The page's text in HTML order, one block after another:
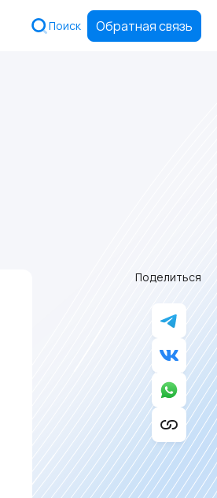
Поиск Обратная связь
Поделиться